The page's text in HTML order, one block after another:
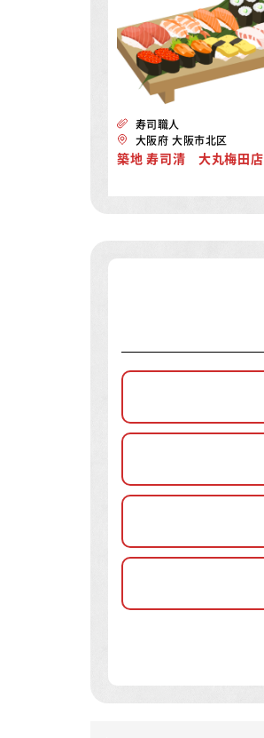
寿司職人
大阪府 大阪市北区
築地 寿司清 大丸梅田店